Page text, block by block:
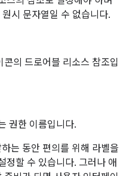
시 문자열일 수 없습니다.
의 드로어블 리소스 참조입
권한 이름입니다.
는 동안 편의를 위해 라벨을
정할 수 있습니다. 그러나 애